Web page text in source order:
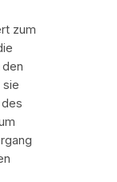
zum
sie